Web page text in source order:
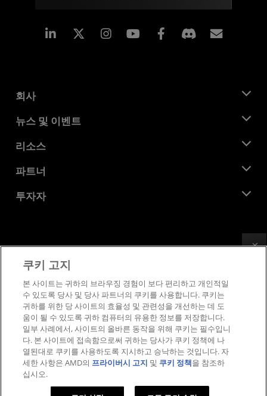
Linkedin Instagram Facebook
회사
AMD 소개
기업의 사회적 책임
채용
문의하기
뉴스 및 이벤트
뉴스룸
미디어 라이브러리
리소스
개발자 센트럴
사례 연구
파트너
AMD 파트너 허브
투자자
이사위원회
거버넌스 문서
SEC 신고서
상표
공급망 투명성
공정 및 공개 경쟁
영국 세금 전략
쿠키 정책
쿠키 설정
쿠키 고지
본 사이트는 귀하의 브라우징 경험이 보다 편리하고 개인적일
수 있도록 당사 및 당사 파트너의 쿠키를 사용합니다. 쿠키는
귀하를 위한 당 사이트의 효율성 및 관련성을 개선하는 데 도
움이 될 수 있도록 귀하 컴퓨터의 유용한 정보를 저장합니다.
일부 사례에서, 사이트의 올바른 동작을 위해 쿠키는 필수입니
다. 본 사이트에 접속함으로써 귀하는 당사가 쿠키 정책에 나
열된대로 쿠키를 사용하도록 지시하고 승낙하는 것입니다. 자
세한 사항은 AMD의 프라이버시 고지 및 쿠키 정책을 참조하
십시오.